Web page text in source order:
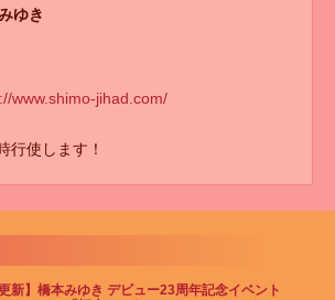
ゆき
www.shimo-jihad.com/
行使します！
更新】橋本みゆき デビュー23周年記念イベント